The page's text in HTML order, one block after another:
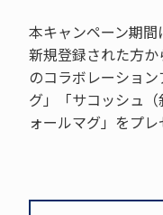
本キャンペーン期
新規登録された方か
のコラボレーショ
グ」「サコッシュ
ォールマグ」をプレ